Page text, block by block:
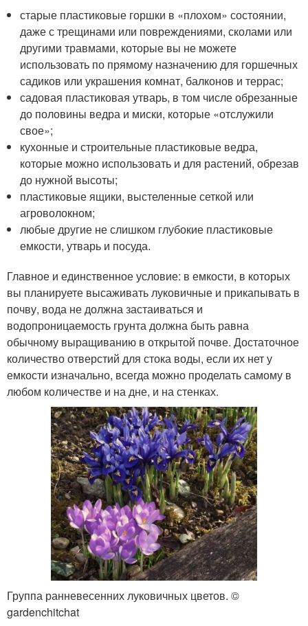
старые пластиковые горшки в «плохом» состоянии,
даже с трещинами или повреждениями, сколами или
другими травмами, которые вы не можете
использовать по прямому назначению для горшечных
садиков или украшения комнат, балконов и террас;
садовая пластиковая утварь, в том числе обрезанные
до половины ведра и миски, которые «отслужили
свое»;
кухонные и строительные пластиковые ведра,
которые можно использовать и для растений, обрезав
до нужной высоты;
пластиковые ящики, выстеленные сеткой или
агроволокном;
любые другие не слишком глубокие пластиковые
емкости, утварь и посуда.
Главное и единственное условие: в емкости, в которых
вы планируете высаживать луковичные и прикапывать в
почву, вода не должна застаиваться и
водопроницаемость грунта должна быть равна
обычному выращиванию в открытой почве. Достаточное
количество отверстий для стока воды, если их нет у
емкости изначально, всегда можно проделать самому в
любом количестве и на дне, и на стенках.
Группа ранневесенних луковичных цветов. ©
gardenchitchat